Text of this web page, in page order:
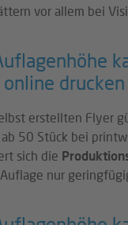
vor allem bei
drucken
erstellten Flyer
50 Stück bei
sich die
nur